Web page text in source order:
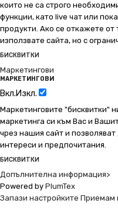
които не са строго
функции, като live чат или
продукти. Ако се откажете
използвате сайта, но с
БИСКВИТКИ
Маркетингови
МАРКЕТИНГОВИ
Вкл.Изкл.
Маркетинговите "бисквитки"
маркетинга си към Вас и
чрез нашия сайт и
интереси и предпочитания.
БИСКВИТКИ
Допълнителна информация>
Powered by PlumTex
Запази настройките Приемам